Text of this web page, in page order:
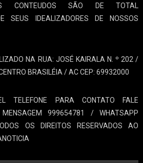
CONTEUDOS SÃO DE TOTAL
SEUS IDEALIZADORES DE NOSSOS
NA RUA: JOSÉ KAIRALA N. º 202 /
BRASILÉIA / AC CEP: 69932000
TELEFONE PARA CONTATO FALE
999654781 / WHATSAPP
OS DIREITOS RESERVADOS AO